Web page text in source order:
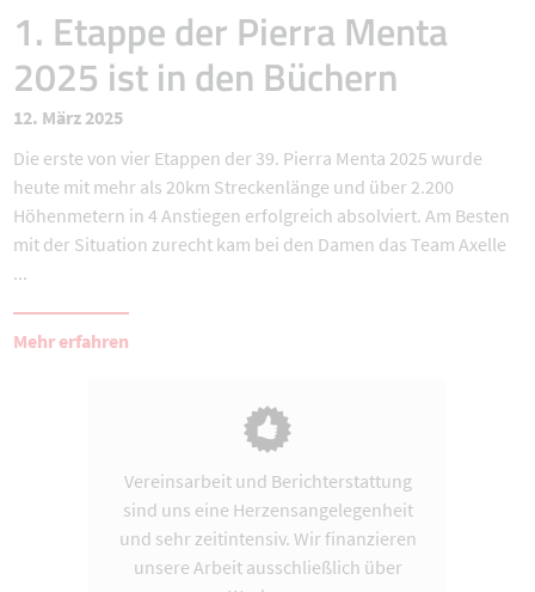
1. Etappe der Pierra Menta
2025 ist in den Büchern
12. März 2025
Die erste von vier Etappen der 39. Pierra Menta 2025 wurde
heute mit mehr als 20km Streckenlänge und über 2.200
Höhenmetern in 4 Anstiegen erfolgreich absolviert. Am Besten
mit der Situation zurecht kam bei den Damen das Team Axelle
...
Mehr erfahren
Vereinsarbeit und Berichterstattung
sind uns eine Herzensangelegenheit
und sehr zeitintensiv. Wir finanzieren
unsere Arbeit ausschließlich über